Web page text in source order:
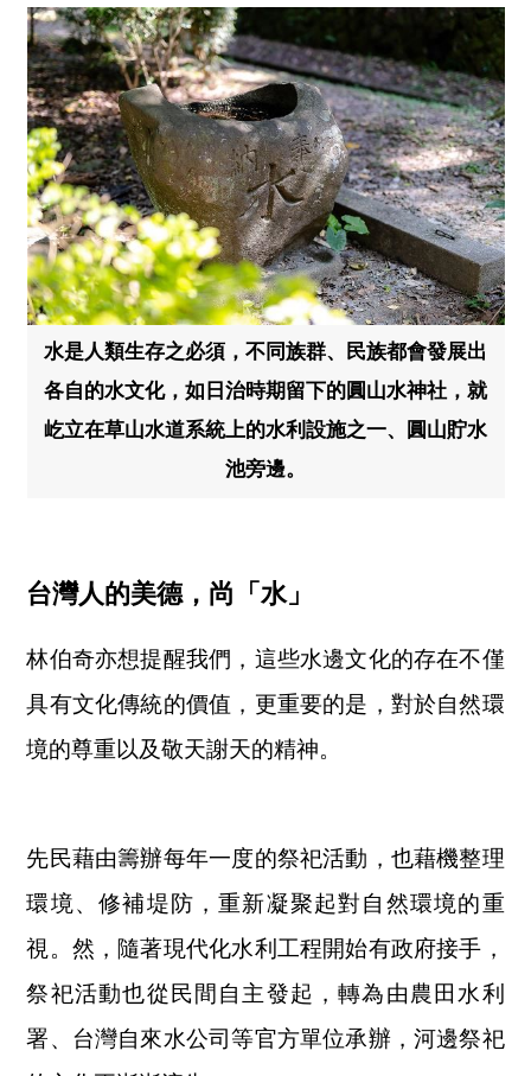
水是人類生存之必須，不同族群、民族都會發展出
各自的水文化，如日治時期留下的圓山水神社，就
屹立在草山水道系統上的水利設施之一、圓山貯水
池旁邊。
台灣人的美德，尚「水」
林伯奇亦想提醒我們，這些水邊文化的存在不僅
具有文化傳統的價值，更重要的是，對於自然環
境的尊重以及敬天謝天的精神。
先民藉由籌辦每年一度的祭祀活動，也藉機整理
環境、修補堤防，重新凝聚起對自然環境的重
視。然，隨著現代化水利工程開始有政府接手，
祭祀活動也從民間自主發起，轉為由農田水利
署、台灣自來水公司等官方單位承辦，河邊祭祀